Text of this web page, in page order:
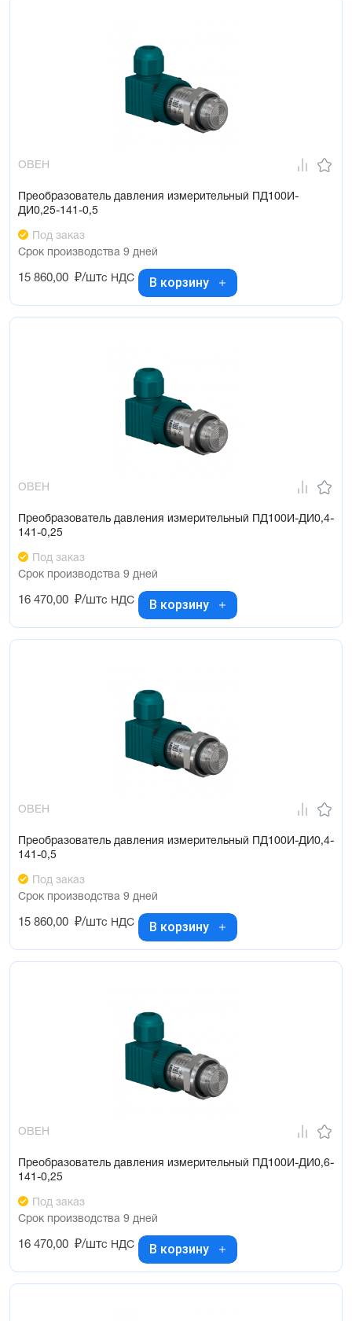
ОВЕН
Преобразователь давления измерительный ПД100И-
ДИ0,25-141-0,5
Под заказ
Срок производства 9 дней
15 860,00 ₽/штс НДС В корзину
ОВЕН
Преобразователь давления измерительный ПД100И-ДИ0,4-
141-0,25
Под заказ
Срок производства 9 дней
16 470,00 ₽/штс НДС В корзину
ОВЕН
Преобразователь давления измерительный ПД100И-ДИ0,4-
141-0,5
Под заказ
Срок производства 9 дней
15 860,00 ₽/штс НДС В корзину
ОВЕН
Преобразователь давления измерительный ПД100И-ДИ0,6-
141-0,25
Под заказ
Срок производства 9 дней
16 470,00 ₽/штс НДС В корзину